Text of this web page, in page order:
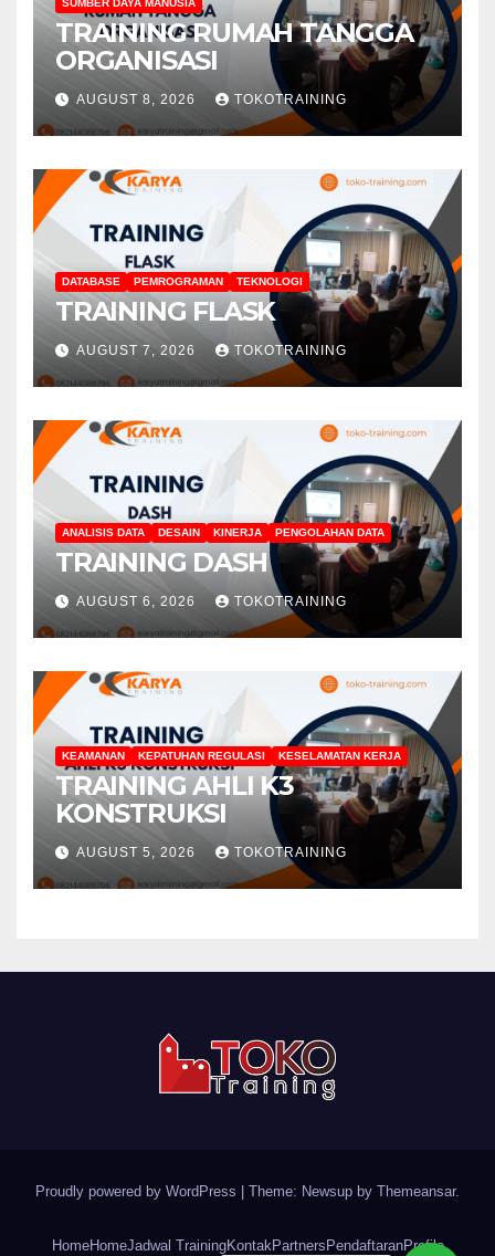
SUMBER DAYA MANUSIA
TRAINING RUMAH TANGGA
ORGANISASI
AUGUST 8, 2026 TOKOTRAINING
DATABASE PEMROGRAMAN TEKNOLOGI
TRAINING FLASK
AUGUST 7, 2026 TOKOTRAINING
ANALISIS DATA DESAIN KINERJA PENGOLAHAN DATA
TRAINING DASH
AUGUST 6, 2026 TOKOTRAINING
KEAMANAN KEPATUHAN REGULASI KESELAMATAN KERJA
TRAINING AHLI K3
KONSTRUKSI
AUGUST 5, 2026 TOKOTRAINING
Proudly powered by WordPress Theme: Newsup by Themeansar.
HomeHomeJadwal TrainingKontakPartnersPendaftaranProfile